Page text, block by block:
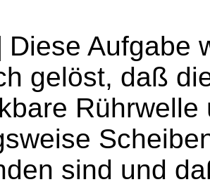
Diese Aufgabe
gelöst, daß
sind und